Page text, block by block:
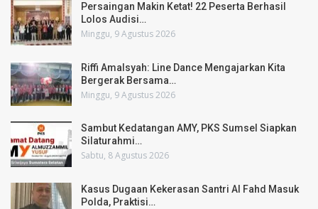
Persaingan Makin Ketat! 22 Peserta Berhasil
Lolos Audisi…
Minggu, 9 Agustus 2026
Riffi Amalsyah: Line Dance Mengajarkan Kita
Bergerak Bersama…
Minggu, 9 Agustus 2026
Sambut Kedatangan AMY, PKS Sumsel Siapkan
Silaturahmi…
Sabtu, 8 Agustus 2026
Kasus Dugaan Kekerasan Santri Al Fahd Masuk
Polda, Praktisi…